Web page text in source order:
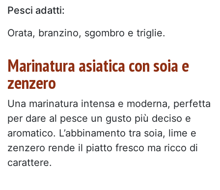
Pesci adatti:
Orata, branzino, sgombro e triglie.
Marinatura asiatica con soia e
zenzero
Una marinatura intensa e moderna, perfetta
per dare al pesce un gusto più deciso e
aromatico. L’abbinamento tra soia, lime e
zenzero rende il piatto fresco ma ricco di
carattere.